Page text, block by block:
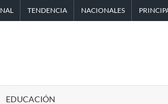
TENDENCIA NACIONALES
EDUCACIÓN